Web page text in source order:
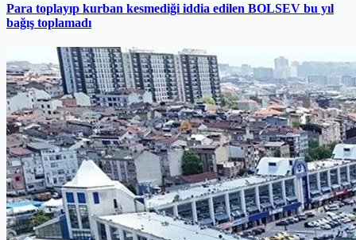
Para toplayıp kurban kesmediği iddia edilen BOLSEV bu yıl
bağış toplamadı